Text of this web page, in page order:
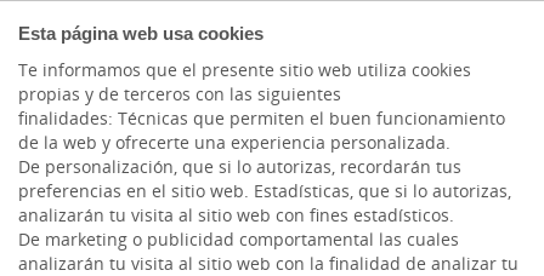
Esta página web usa cookies
Te informamos que el presente sitio web utiliza cookies
propias y de terceros con las siguientes
finalidades: Técnicas que permiten el buen funcionamiento
de la web y ofrecerte una experiencia personalizada.
De personalización, que si lo autorizas, recordarán tus
preferencias en el sitio web. Estadísticas, que si lo autorizas,
analizarán tu visita al sitio web con fines estadísticos.
De marketing o publicidad comportamental las cuales
analizarán tu visita al sitio web con la finalidad de analizar tu